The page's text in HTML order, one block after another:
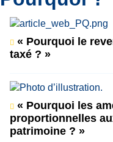
« Pourquoi le
taxé ? »
« Pourquoi les
proportionnelles
patrimoine ? »